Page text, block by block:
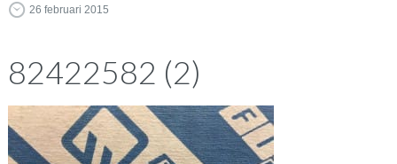
26 februari 2015
82422582 (2)